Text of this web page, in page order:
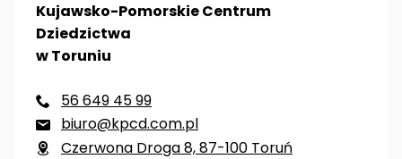
Kujawsko-Pomorskie Centrum
Dziedzictwa
w Toruniu
 56 649 45 99
 biuro@kpcd.com.pl
 Czerwona Droga 8, 87-100 Toruń